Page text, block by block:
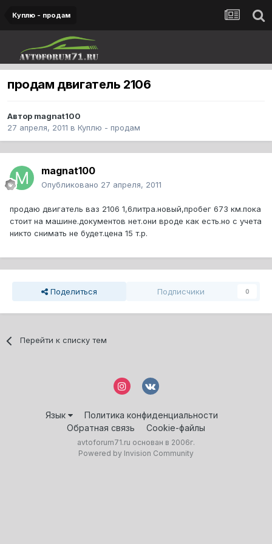
Куплю - продам
продам двигатель 2106
Автор magnat100
27 апреля, 2011 в Куплю - продам
magnat100
Опубликовано 27 апреля, 2011
продаю двигатель ваз 2106 1,6литра.новый,пробег 673 км.пока
стоит на машине.документов нет.они вроде как есть.но с учета
никто снимать не будет.цена 15 т.р.
Поделиться Подписчики 0
Перейти к списку тем
Язык
Политика конфиденциальности
Обратная связь
Cookie-файлы
avtoforum71.ru основан в 2006г.
Powered by Invision Community